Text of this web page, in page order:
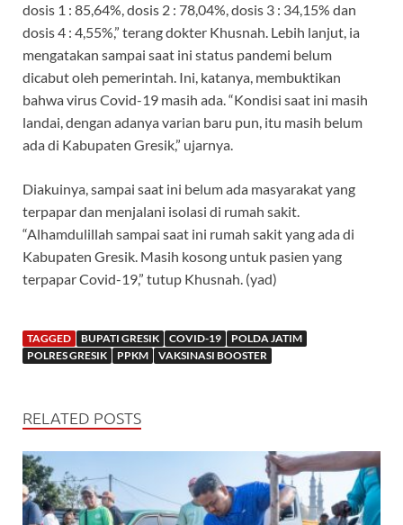
dosis 1 : 85,64%, dosis 2 : 78,04%, dosis 3 : 34,15% dan
dosis 4 : 4,55%,” terang dokter Khusnah. Lebih lanjut, ia
mengatakan sampai saat ini status pandemi belum
dicabut oleh pemerintah. Ini, katanya, membuktikan
bahwa virus Covid-19 masih ada. “Kondisi saat ini masih
landai, dengan adanya varian baru pun, itu masih belum
ada di Kabupaten Gresik,” ujarnya.
Diakuinya, sampai saat ini belum ada masyarakat yang
terpapar dan menjalani isolasi di rumah sakit.
“Alhamdulillah sampai saat ini rumah sakit yang ada di
Kabupaten Gresik. Masih kosong untuk pasien yang
terpapar Covid-19,” tutup Khusnah. (yad)
TAGGED BUPATI GRESIK COVID-19
POLDA JATIM
POLRES GRESIK
PPKM VAKSINASI BOOSTER
RELATED POSTS